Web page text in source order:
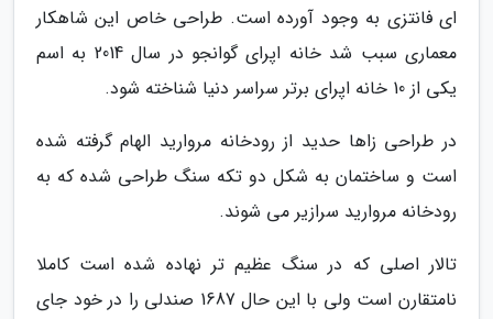
ای فانتزی به وجود آورده است. طراحی خاص این شاهکار
معماری سبب شد خانه اپرای گوانجو در سال 2014 به اسم
یکی از 10 خانه اپرای برتر سراسر دنیا شناخته شود.
در طراحی زاها حدید از رودخانه مروارید الهام گرفته شده
است و ساختمان به شکل دو تکه سنگ طراحی شده که به
رودخانه مروارید سرازیر می شوند.
تالار اصلی که در سنگ عظیم تر نهاده شده است کاملا
نامتقارن است ولی با این حال 1687 صندلی را در خود جای